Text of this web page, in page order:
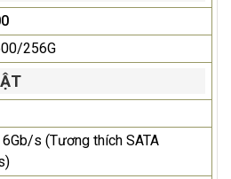
256G
6Gb/s (Tương thích SATA